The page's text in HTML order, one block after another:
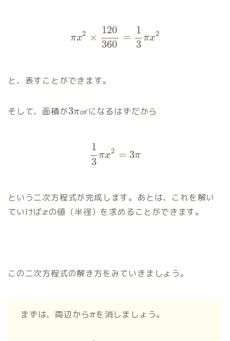
πx2 ×
120
360
=
1
3
πx2
と、表すことができます。
そして、面積が3π㎠になるはずだから
1
3
πx2 = 3π
という二次方程式が完成します。あとは、これを解い
ていけばxの値（半径）を求めることができます。
この二次方程式の解き方をみていきましょう。
まずは、両辺からπを消しましょう。